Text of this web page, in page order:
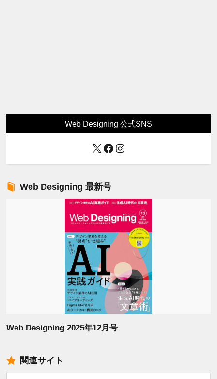
Web Designing 公式SNS
X Facebook
Instagram
Web Designing 最新号
Web Designing 2025年12月号
関連サイト